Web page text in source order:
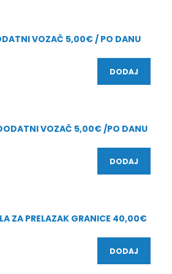
VOZAČ 5,00€ / PO DANU
DODAJ
VOZAČ 5,00€ /PO DANU
DODAJ
ZA PRELAZAK GRANICE 40,00€
DODAJ